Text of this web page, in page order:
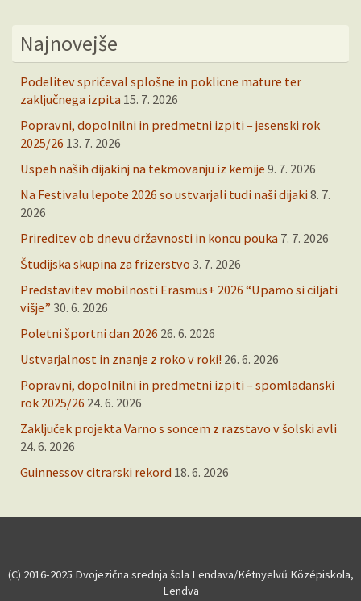
Najnovejše
Podelitev spričeval splošne in poklicne mature ter
zaključnega izpita 15. 7. 2026
Popravni, dopolnilni in predmetni izpiti – jesenski rok
2025/26 13. 7. 2026
Uspeh naših dijakinj na tekmovanju iz kemije 9. 7. 2026
Na Festivalu lepote 2026 so ustvarjali tudi naši dijaki 8. 7.
2026
Prireditev ob dnevu državnosti in koncu pouka 7. 7. 2026
Študijska skupina za frizerstvo 3. 7. 2026
Predstavitev mobilnosti Erasmus+ 2026 “Upamo si ciljati
višje” 30. 6. 2026
Poletni športni dan 2026 26. 6. 2026
Ustvarjalnost in znanje z roko v roki! 26. 6. 2026
Popravni, dopolnilni in predmetni izpiti – spomladanski
rok 2025/26 24. 6. 2026
Zaključek projekta Varno s soncem z razstavo v šolski avli
24. 6. 2026
Guinnessov citrarski rekord 18. 6. 2026
(C) 2016-2025 Dvojezična srednja šola Lendava/Kétnyelvű Középiskola,
Lendva